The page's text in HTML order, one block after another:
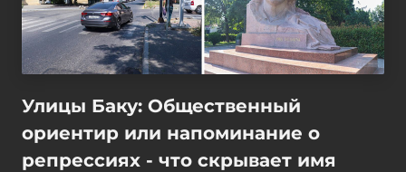
Улицы Баку: Общественный
ориентир или напоминание о
репрессиях - что скрывает имя